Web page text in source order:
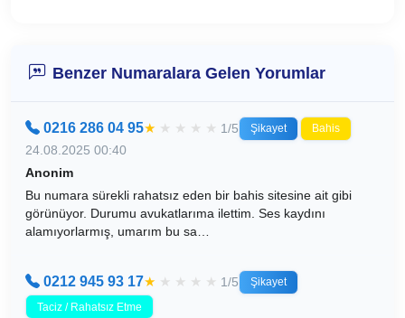
Benzer Numaralara Gelen Yorumlar
0216 286 04 95★ ★ ★ ★ ★ 1/5 Şikayet Bahis
24.08.2025 00:40
Anonim
Bu numara sürekli rahatsız eden bir bahis sitesine ait gibi
görünüyor. Durumu avukatlarıma ilettim. Ses kaydını
alamıyorlarmış, umarım bu sa…
0212 945 93 17★ ★ ★ ★ ★ 1/5
Şikayet
Taciz / Rahatsız Etme